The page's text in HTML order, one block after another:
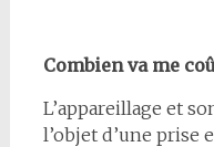
Combien va me
L’appareillage et
l’objet d’une prise